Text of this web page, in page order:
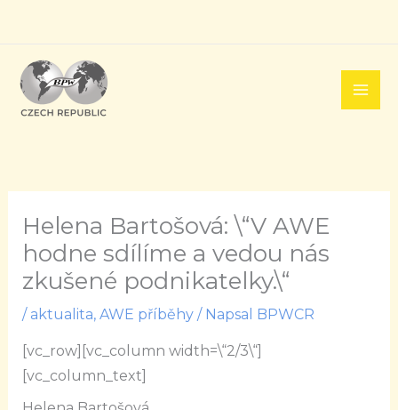
obsah
Helena Bartošová: \“V AWE
hodne sdílíme a vedou nás
zkušené podnikatelky.\“
/ aktualita, AWE příběhy/ Napsal BPWCR
[vc_row][vc_column width=\“2/3\“]
[vc_column_text]